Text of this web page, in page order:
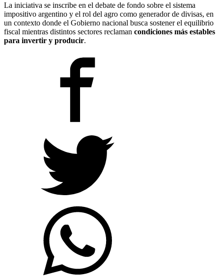
La iniciativa se inscribe en el debate de fondo sobre el sistema
impositivo argentino y el rol del agro como generador de divisas, en
un contexto donde el Gobierno nacional busca sostener el equilibrio
fiscal mientras distintos sectores reclaman condiciones más estables
para invertir y producir.